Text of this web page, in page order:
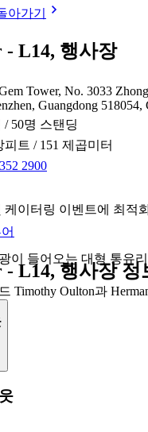
아가기
- L14, 행사장
Tower, No. 3033
Guangdong 518054,
/ 50명 스탠딩
피트 / 151 제곱미터
2900
케이터링 이벤트에 최적
이 들어오는 대형 통유
Timothy Oulton과
- L14, 행사장 정